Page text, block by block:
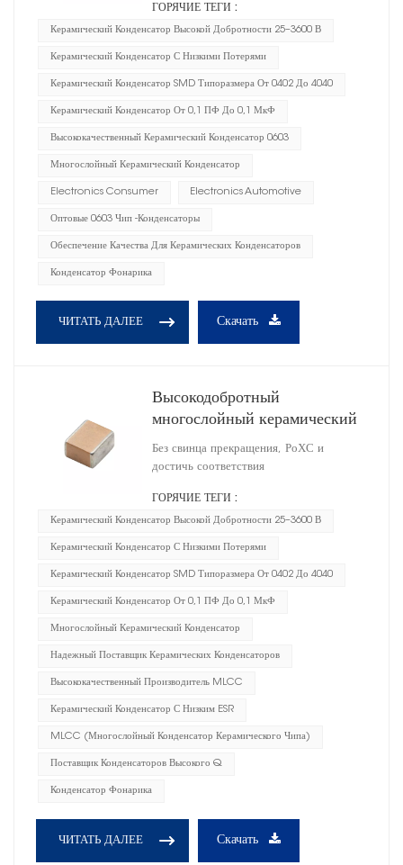
ГОРЯЧИЕ ТЕГИ :
Керамический Конденсатор Высокой Добротности 25–3600 В
Керамический Конденсатор С Низкими Потерями
Керамический Конденсатор SMD Типоразмера От 0402 До 4040
Керамический Конденсатор От 0,1 ПФ До 0,1 МкФ
Высококачественный Керамический Конденсатор 0603
Многослойный Керамический Конденсатор
Electronics Consumer Electronics Automotive
Оптовые 0603 Чип -конденсаторы
Обеспечение Качества Для Керамических Конденсаторов
Конденсатор Фонарика
ЧИТАТЬ ДАЛЕЕ Скачать
Высокодобротный
многослойный керамический
конденсатор 0805
Без свинца прекращения, РоХС и
достичь соответствия
ГОРЯЧИЕ ТЕГИ :
Керамический Конденсатор Высокой Добротности 25–3600 В
Керамический Конденсатор С Низкими Потерями
Керамический Конденсатор SMD Типоразмера От 0402 До 4040
Керамический Конденсатор От 0,1 ПФ До 0,1 МкФ
Многослойный Керамический Конденсатор
Надежный Поставщик Керамических Конденсаторов
Высококачественный Производитель MLCC
Керамический Конденсатор С Низким ESR
MLCC (многослойный Конденсатор Керамического Чипа)
Поставщик Конденсаторов Высокого Q
Конденсатор Фонарика
ЧИТАТЬ ДАЛЕЕ Скачать